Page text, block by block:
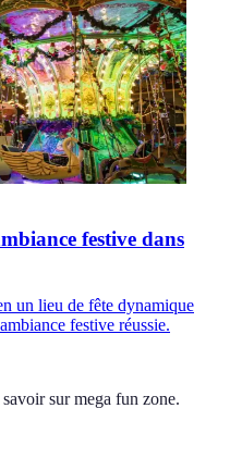
festive dans
un lieu de fête dynamique
festive réussie.
sur mega fun zone.